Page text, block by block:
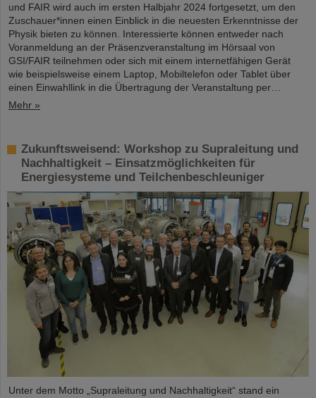
und FAIR wird auch im ersten Halbjahr 2024 fortgesetzt, um den
Zuschauer*innen einen Einblick in die neuesten Erkenntnisse der
Physik bieten zu können. Interessierte können entweder nach
Voranmeldung an der Präsenzveranstaltung im Hörsaal von
GSI/FAIR teilnehmen oder sich mit einem internetfähigen Gerät
wie beispielsweise einem Laptop, Mobiltelefon oder Tablet über
einen Einwahllink in die Übertragung der Veranstaltung per…
Mehr »
Zukunftsweisend: Workshop zu Supraleitung und
Nachhaltigkeit – Einsatzmöglichkeiten für
Energiesysteme und Teilchenbeschleuniger
Unter dem Motto „Supraleitung und Nachhaltigkeit“ stand ein